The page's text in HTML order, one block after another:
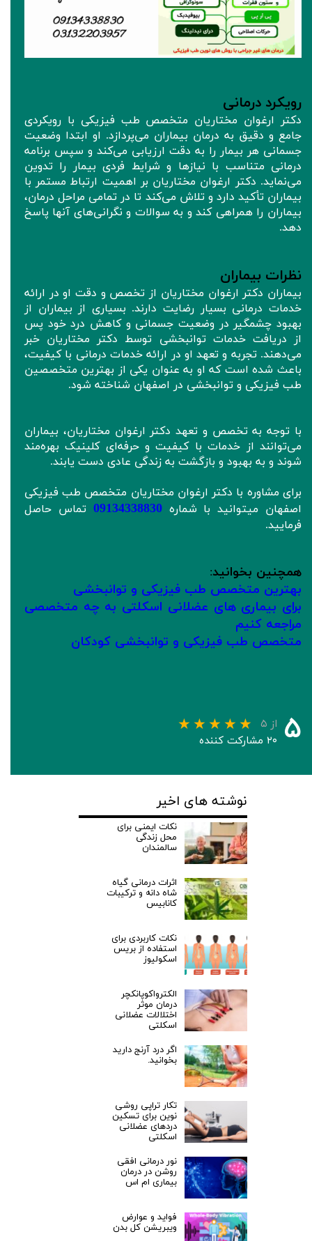
رویکرد درمانی
دکتر ارغوان مختاریان متخصص طب فیزیکی با رویکردی
جامع و دقیق به درمان بیماران می‌پردازد. او ابتدا وضعیت
جسمانی هر بیمار را به دقت ارزیابی می‌کند و سپس برنامه
درمانی متناسب با نیازها و شرایط فردی بیمار را تدوین
می‌نماید. دکتر ارغوان مختاریان بر اهمیت ارتباط مستمر با
بیماران تأکید دارد و تلاش می‌کند تا در تمامی مراحل درمان،
بیماران را همراهی کند و به سوالات و نگرانی‌های آنها پاسخ
دهد.
نظرات بیماران
بیماران دکتر ارغوان مختاریان از تخصص و دقت او در ارائه
خدمات درمانی بسیار رضایت دارند. بسیاری از بیماران از
بهبود چشمگیر در وضعیت جسمانی و کاهش درد خود پس
از دریافت خدمات توانبخشی توسط دکتر مختاریان خبر
می‌دهند. تجربه و تعهد او در ارائه خدمات درمانی با کیفیت،
باعث شده است که او به عنوان یکی از بهترین متخصصین
طب فیزیکی و توانبخشی در اصفهان شناخته شود.
با توجه به تخصص و تعهد دکتر ارغوان مختاریان، بیماران
می‌توانند از خدمات با کیفیت و حرفه‌ای کلینیک بهره‌مند
شوند و به بهبود و بازگشت به زندگی عادی دست یابند.
برای مشاوره با دکتر ارغوان مختاریان متخصص طب فیزیکی
اصفهان میتوانید با شماره09134338830 تماس حاصل
فرمایید.
همچنین بخوانید:
بهترین متخصص طب فیزیکی و توانبخشی
برای بیماری های عضلانی اسکلتی به چه متخصصی
مراجعه کنیم
متخصص طب فیزیکی و توانبخشی کودکان
۵ از ۵
۲۰ مشارکت کننده
نوشته های اخیر
نکات ایمنی برای
محل زندگی
سالمندان
اثرات درمانی گیاه
شاه دانه و ترکیبات
کانابیس
نکات کاربردی برای
استفاده از بریس
اسکولیوز
الکترواکوپانکچر
درمان موثر
اختلالات عضلانی
اسکلتی
اگر درد آرنج دارید
بخوانید.
تکار تراپی روشی
نوین برای تسکین
دردهای عضلانی
اسکلتی
نور درمانی افقی
روشن در درمان
بیماری ام اس
فواید و عوارض
ویبریشن کل بدن